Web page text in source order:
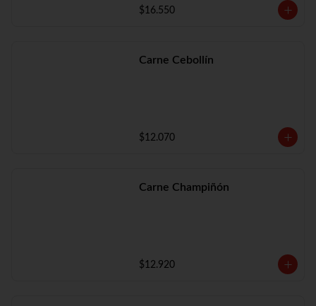
$16.550
Carne Cebollín
$12.070
Carne Champiñón
$12.920